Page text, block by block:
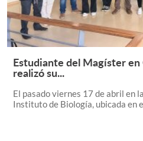
Estudiante del Magíster
realizó su...
El pasado viernes 17 de abril en
Instituto de Biología, ubicada en